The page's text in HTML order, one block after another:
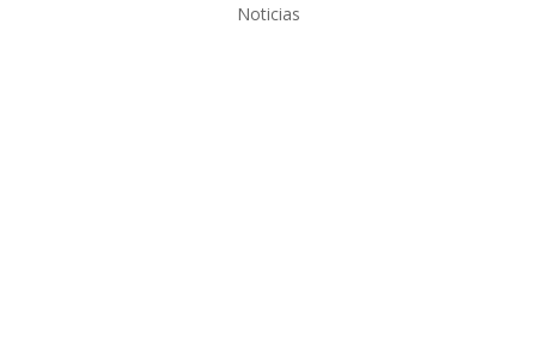
Noticias